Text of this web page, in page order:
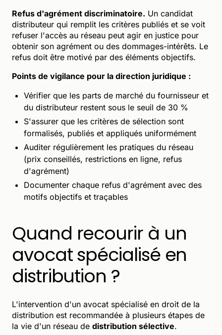
Refus d'agrément discriminatoire. Un candidat
distributeur qui remplit les critères publiés et se voit
refuser l'accès au réseau peut agir en justice pour
obtenir son agrément ou des dommages-intérêts. Le
refus doit être motivé par des éléments objectifs.
Points de vigilance pour la direction juridique :
Vérifier que les parts de marché du fournisseur et
du distributeur restent sous le seuil de 30 %
S'assurer que les critères de sélection sont
formalisés, publiés et appliqués uniformément
Auditer régulièrement les pratiques du réseau
(prix conseillés, restrictions en ligne, refus
d'agrément)
Documenter chaque refus d'agrément avec des
motifs objectifs et traçables
Quand recourir à un
avocat spécialisé en
distribution ?
L'intervention d'un avocat spécialisé en droit de la
distribution est recommandée à plusieurs étapes de
la vie d'un réseau de distribution sélective.